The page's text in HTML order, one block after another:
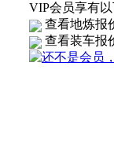
VIP会员享有
查看地炼报
查看装车报